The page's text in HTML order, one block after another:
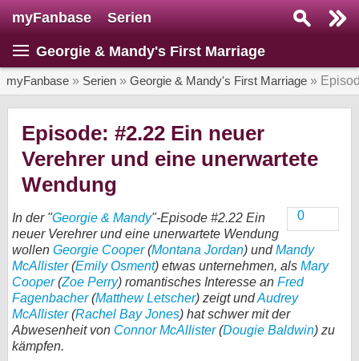
myFanbase Serien
Georgie & Mandy's First Marriage
myFanbase » Serien » Georgie & Mandy's First Marriage »
Episode: #2.22 Ein neuer
Verehrer und eine unerwartete
Wendung
0
In der "Georgie & Mandy"-Episode #2.22 Ein
neuer Verehrer und eine unerwartete Wendung
wollen Georgie Cooper(Montana Jordan) undMandy
McAllister(Emily Osment) etwas unternehmen, als Mary
Cooper(Zoe Perry) romantisches Interesse an Fred
Fagenbacher(Matthew Letscher) zeigt undAudrey
McAllister(Rachel Bay Jones) hat schwer mit der
Abwesenheit von Connor McAllister(Dougie Baldwin) zu
kämpfen.
Home
SERIEN
Kolumnen
KULTUR
Specials
SERVICE
Gewinnspiele